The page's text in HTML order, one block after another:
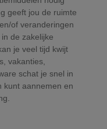
geeft jou de ruimte
of veranderingen
de zakelijke
je veel tijd kwijt
vakanties,
schat je snel in
kunt aannemen en